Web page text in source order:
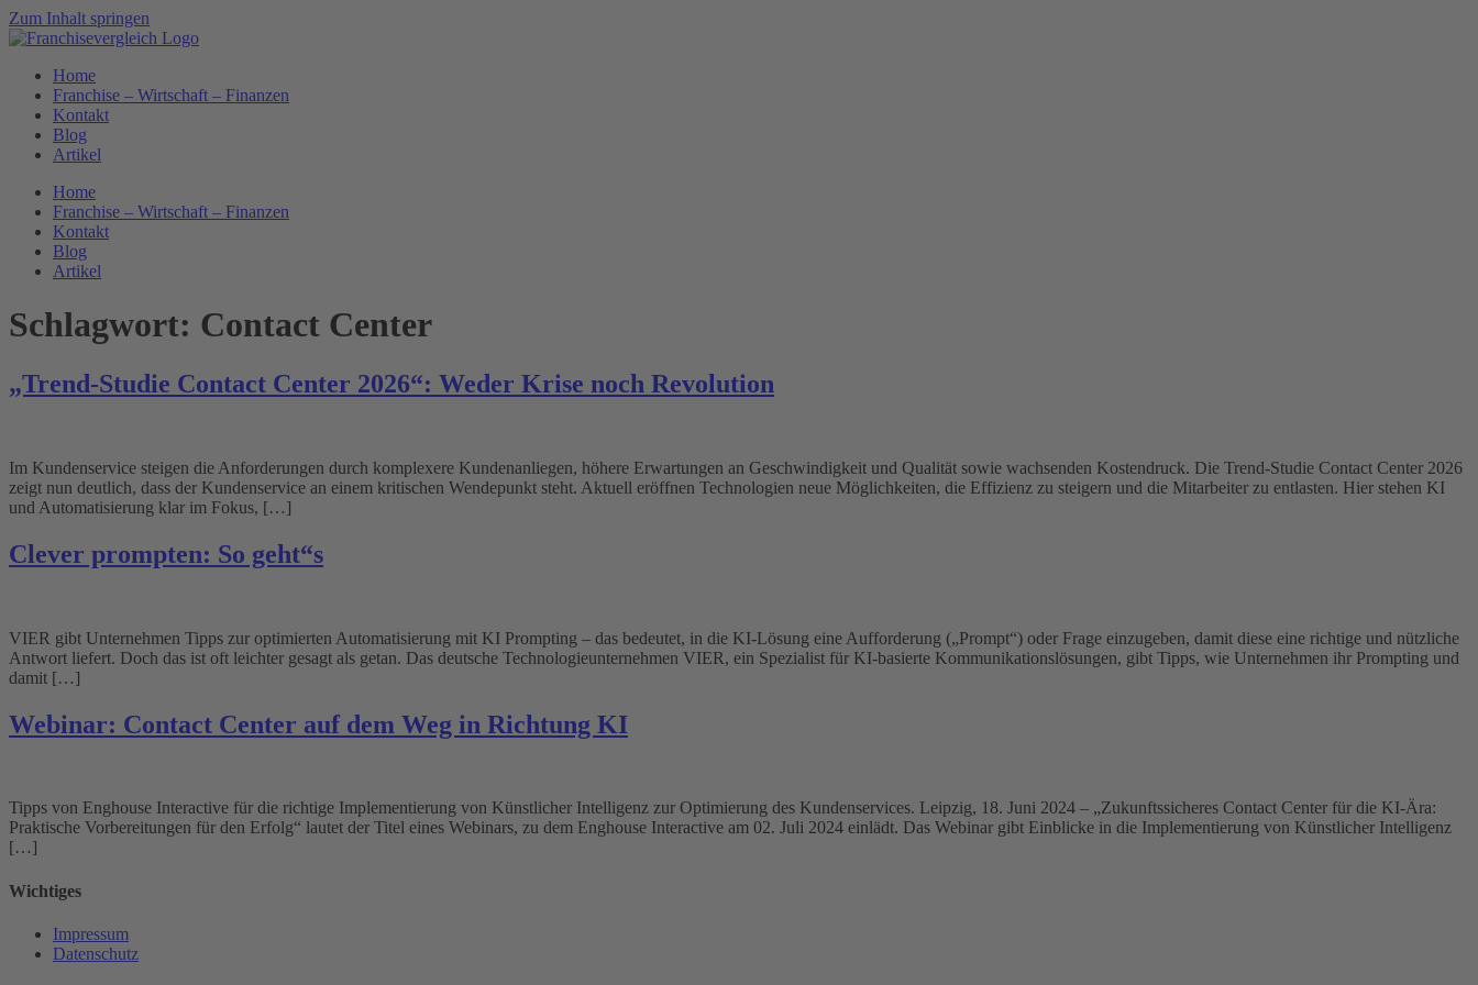
Zum Inhalt springen
Home
Franchise – Wirtschaft – Finanzen
Kontakt
Blog
Artikel
Home
Franchise – Wirtschaft – Finanzen
Kontakt
Blog
Artikel
Schlagwort: Contact Center
„Trend-Studie Contact Center 2026“: Weder Krise noch Revolution
Im Kundenservice steigen die Anforderungen durch komplexere Kundenanliegen, höhere Erwartungen an Geschwindigkeit und Qualität sowie wachsenden Kostendruck. Die Trend-Studie Contact Center 2026
zeigt nun deutlich, dass der Kundenservice an einem kritischen Wendepunkt steht. Aktuell eröffnen Technologien neue Möglichkeiten, die Effizienz zu steigern und die Mitarbeiter zu entlasten. Hier stehen KI
und Automatisierung klar im Fokus, […]
Clever prompten: So geht“s
VIER gibt Unternehmen Tipps zur optimierten Automatisierung mit KI Prompting – das bedeutet, in die KI-Lösung eine Aufforderung („Prompt“) oder Frage einzugeben, damit diese eine richtige und nützliche
Antwort liefert. Doch das ist oft leichter gesagt als getan. Das deutsche Technologieunternehmen VIER, ein Spezialist für KI-basierte Kommunikationslösungen, gibt Tipps, wie Unternehmen ihr Prompting und
damit […]
Webinar: Contact Center auf dem Weg in Richtung KI
Tipps von Enghouse Interactive für die richtige Implementierung von Künstlicher Intelligenz zur Optimierung des Kundenservices. Leipzig, 18. Juni 2024 – „Zukunftssicheres Contact Center für die KI-Ära:
Praktische Vorbereitungen für den Erfolg“ lautet der Titel eines Webinars, zu dem Enghouse Interactive am 02. Juli 2024 einlädt. Das Webinar gibt Einblicke in die Implementierung von Künstlicher Intelligenz
[…]
Wichtiges
Impressum
Datenschutz